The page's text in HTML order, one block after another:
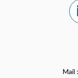
Mail